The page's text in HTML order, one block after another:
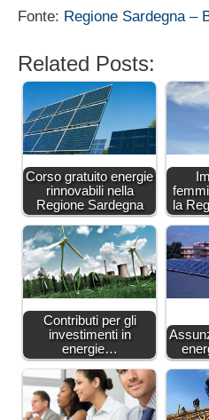
Fonte: Regione Sardegna –
Related Posts:
Corso gratuito energie
rinnovabili nella
Regione Sardegna
la
Contributi per gli
investimenti in
energie…